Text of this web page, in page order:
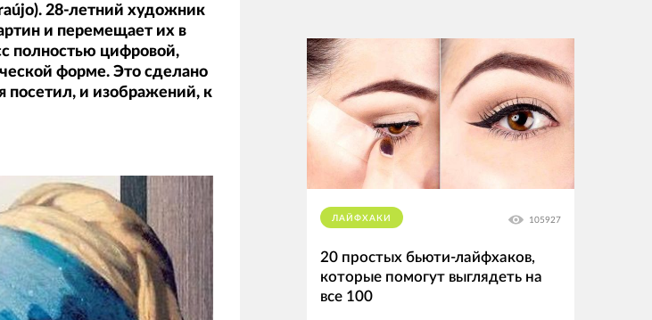
28-летний художник
и перемещает их в
полностью цифровой,
форме. Это сделано
посетил, и изображений, к
ЛАЙФХАКИ 105927
20 простых бьюти-лайфхаков,
которые помогут выглядеть на
все 100